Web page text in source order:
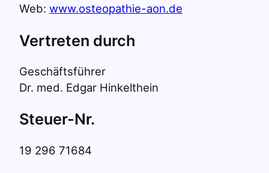
Web: www.osteopathie-aon.de
Vertreten durch
Geschäftsführer
Dr. med. Edgar Hinkelthein
Steuer-Nr.
19 296 71684